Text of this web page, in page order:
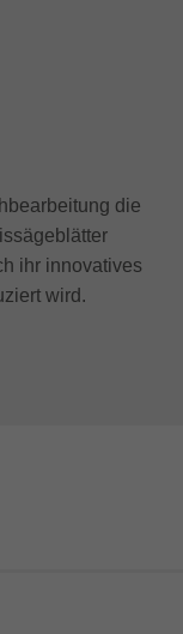
die
ihr innovatives
wird.